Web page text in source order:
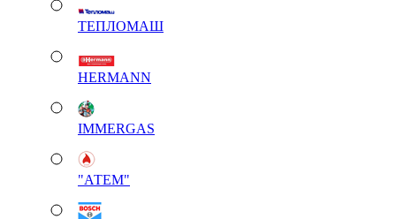
ТЕПЛОМАШ
HERMANN
IMMERGAS
"АТЕМ"